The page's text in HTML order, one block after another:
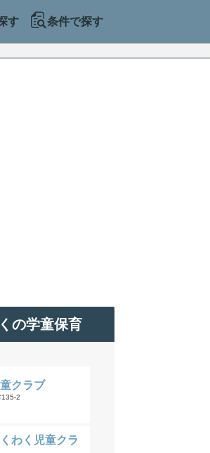
す 条件で探す
の学童保育
クラブ
135-2
わく児童クラ